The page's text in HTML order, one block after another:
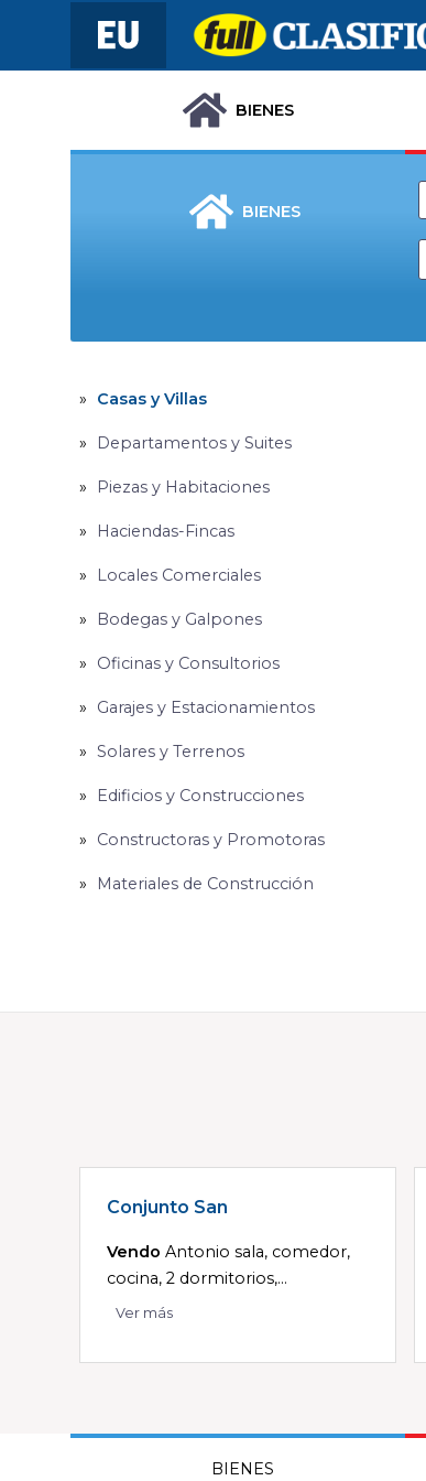
BIENES
BIENES
Casas y Villas
Departamentos y Suites
Piezas y Habitaciones
Haciendas-Fincas
Locales Comerciales
Bodegas y Galpones
Oficinas y Consultorios
Garajes y Estacionamientos
Solares y Terrenos
Edificios y Construcciones
Constructoras y Promotoras
Materiales de Construcción
Conjunto San
Vendo Antonio sala, comedor,
cocina, 2 dormitorios,...
Ver más
BIENES